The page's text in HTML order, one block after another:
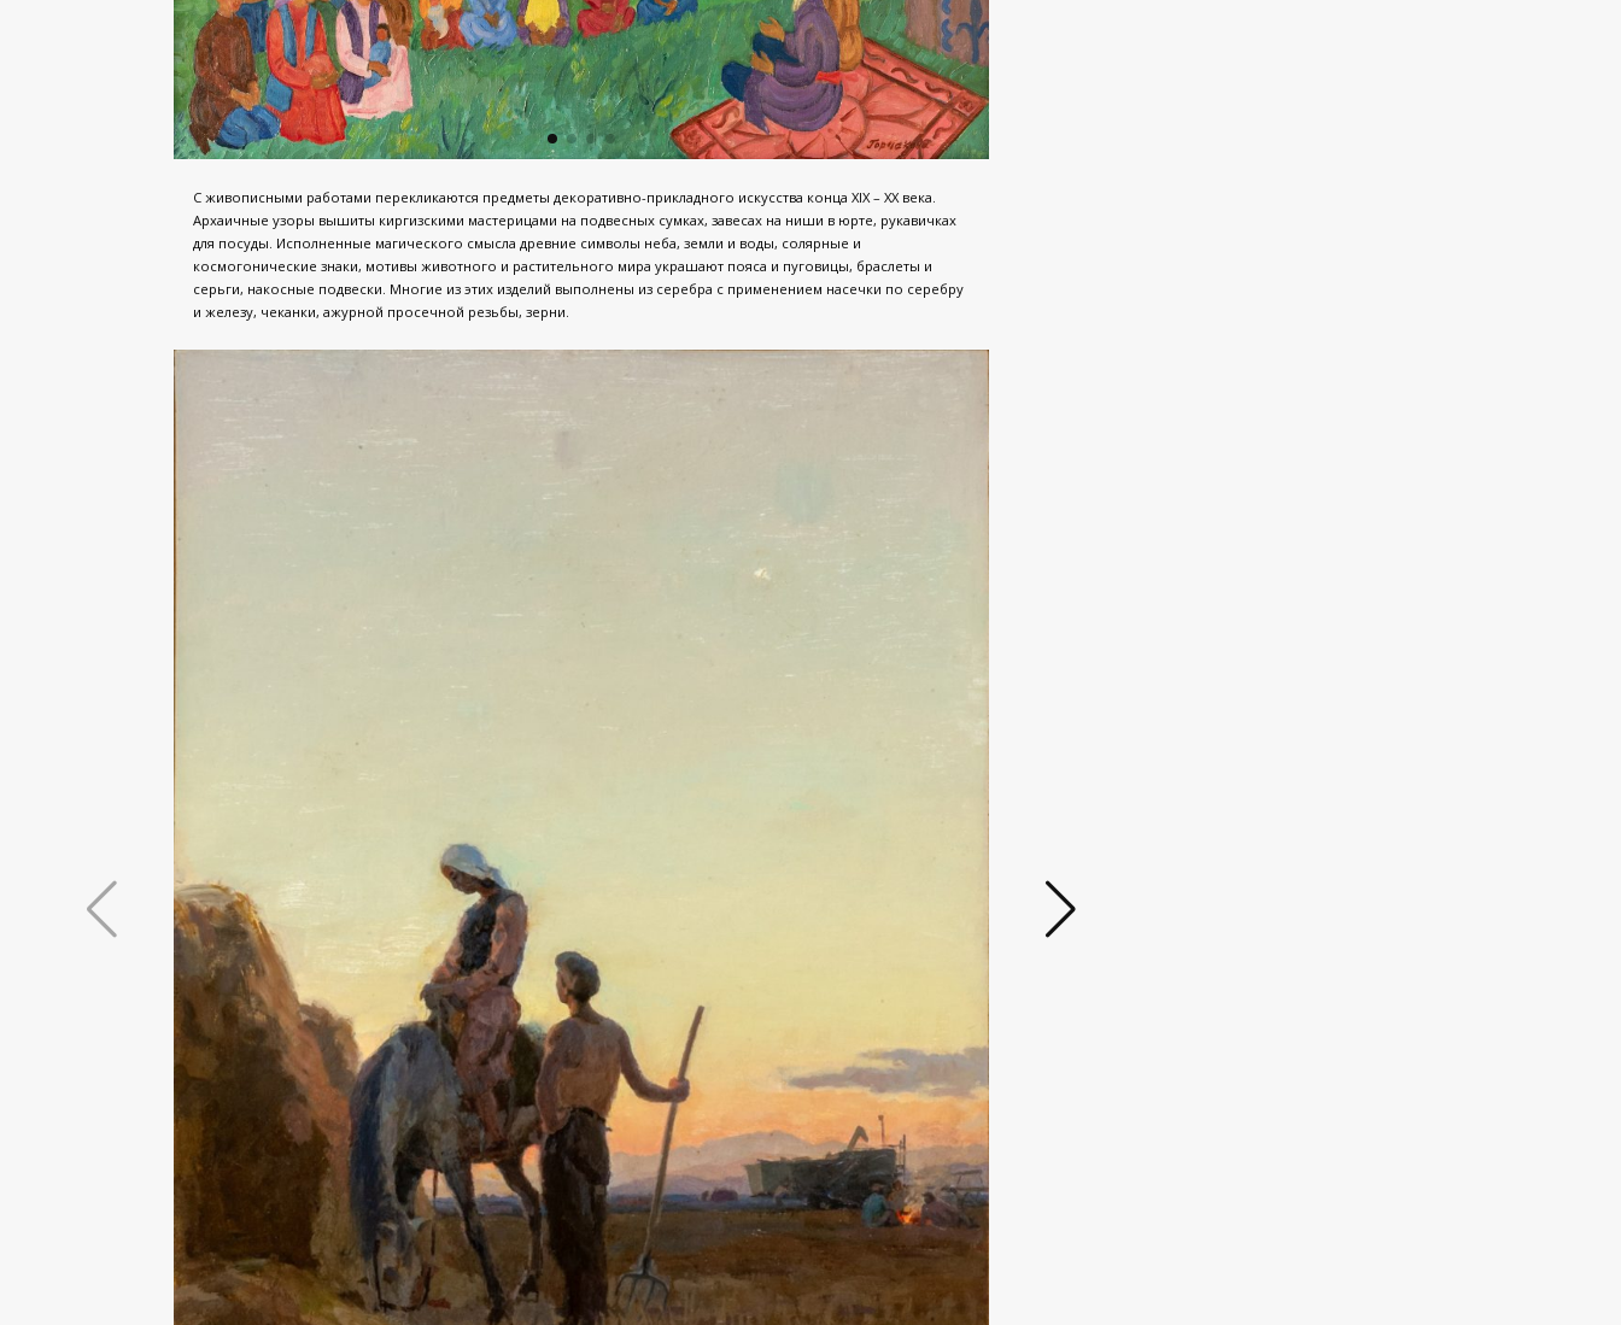
С живописными работами перекликаются предметы декоративно-прикладного искусства конца XIX – XX века.
Архаичные узоры вышиты киргизскими мастерицами на подвесных сумках, завесах на ниши в юрте, рукавичках
для посуды. Исполненные магического смысла древние символы неба, земли и воды, солярные и
космогонические знаки, мотивы животного и растительного мира украшают пояса и пуговицы, браслеты и
серьги, накосные подвески. Многие из этих изделий выполнены из серебра с применением насечки по серебру
и железу, чеканки, ажурной просечной резьбы, зерни.